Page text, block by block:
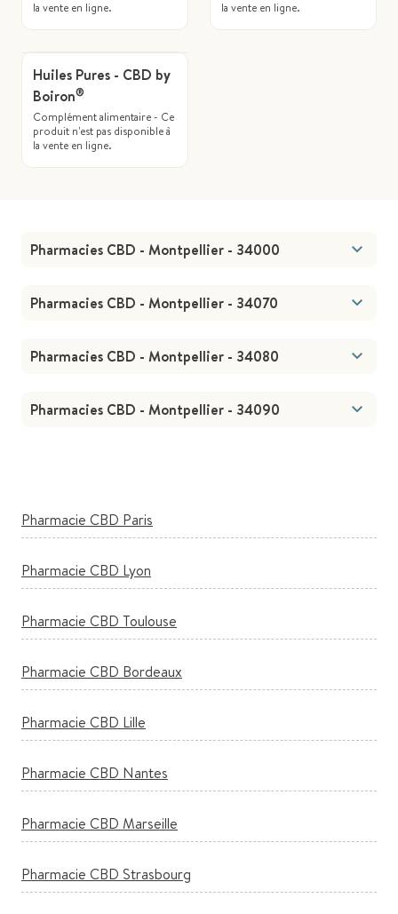
la vente en ligne.
la vente en ligne.
Huiles Pures - CBD by
Boiron®
Complément alimentaire - Ce
produit n'est pas disponible à
la vente en ligne.
Pharmacies CBD - Montpellier - 34000
Pharmacies CBD - Montpellier - 34070
Pharmacies CBD - Montpellier - 34080
Pharmacies CBD - Montpellier - 34090
Pharmacie CBD Paris
Pharmacie CBD Lyon
Pharmacie CBD Toulouse
Pharmacie CBD Bordeaux
Pharmacie CBD Lille
Pharmacie CBD Nantes
Pharmacie CBD Marseille
Pharmacie CBD Strasbourg